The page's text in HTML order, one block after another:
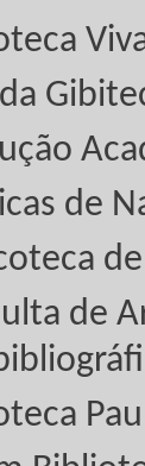
de
de